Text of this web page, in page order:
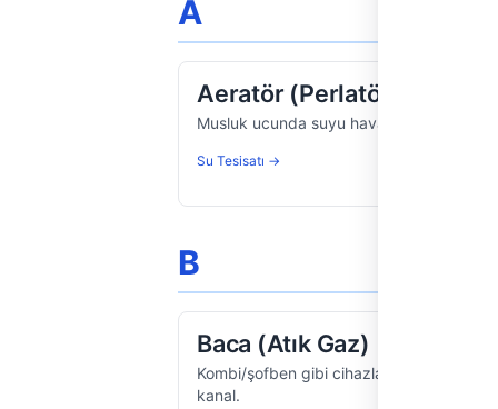
A
Aeratör (Perlatör)
Musluk ucunda suyu havayla karıştırarak
Su Tesisatı →
B
Baca (Atık Gaz)
Kombi/şofben gibi cihazların yanma
kanal.